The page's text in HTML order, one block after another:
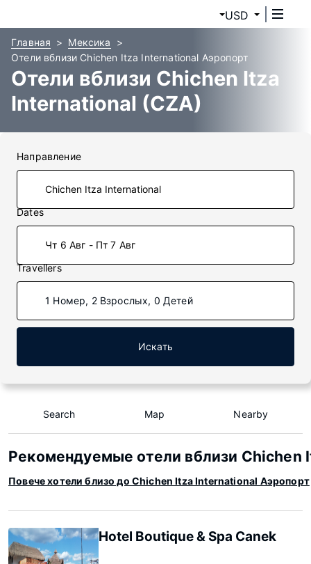
USD
Главная
Мексика
Отели вблизи Chichen Itza International Аэропорт
Отели вблизи Chichen Itza
International (CZA)
Направление
Dates
Чт 6 Авг - Пт 7 Авг
Travellers
1 Номер, 2 Взрослых, 0 Детей
Искать
Search Map Nearby
Рекомендуемые отели вблизи Chichen
Повече хотели близо до Chichen Itza International Аэропорт
Hotel Boutique & Spa Canek